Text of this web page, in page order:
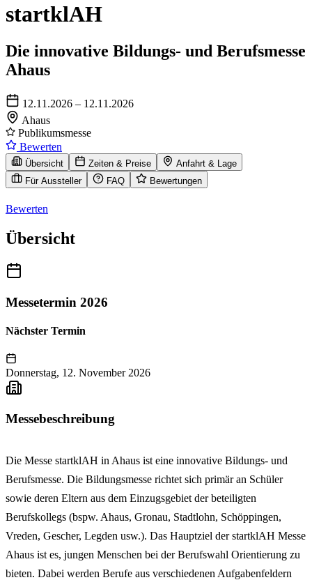
startklAH
Die innovative Bildungs- und Berufsmesse
Ahaus
12.11.2026 – 12.11.2026
Ahaus
Publikumsmesse
Bewerten
Übersicht Zeiten & Preise
Anfahrt & Lage
Für Aussteller
FAQ Bewertungen
Bewerten
Übersicht
Messetermin 2026
Nächster Termin
Donnerstag, 12. November 2026
Messebeschreibung
Die Messe startklAH in Ahaus ist eine innovative Bildungs- und
Berufsmesse. Die Bildungsmesse richtet sich primär an Schüler
sowie deren Eltern aus dem Einzugsgebiet der beteiligten
Berufskollegs (bspw. Ahaus, Gronau, Stadtlohn, Schöppingen,
Vreden, Gescher, Legden usw.). Das Hauptziel der startklAH Messe
Ahaus ist es, jungen Menschen bei der Berufswahl Orientierung zu
bieten. Dabei werden Berufe aus verschiedenen Aufgabenfeldern